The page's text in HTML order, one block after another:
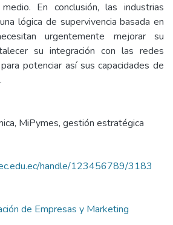
En conclusión, las industrias
lógica de supervivencia basada en
urgentemente mejorar su
su integración con las redes
potenciar así sus capacidades de
MiPymes, gestión estratégica
handle/123456789/3183
de Empresas y Marketing